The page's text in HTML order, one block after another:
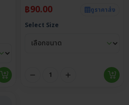
฿90.00
ดูราคาส่ง
Select Size